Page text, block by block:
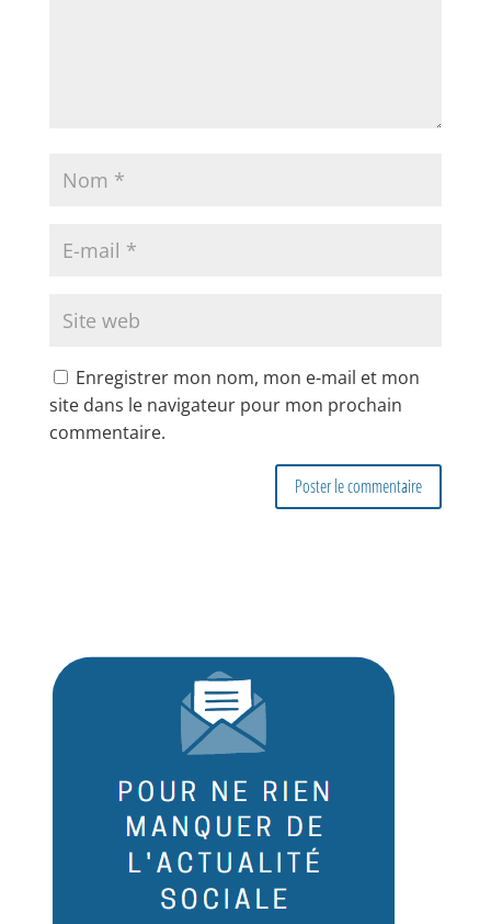
Enregistrer mon nom, mon e-mail et mon
site dans le navigateur pour mon prochain
commentaire.